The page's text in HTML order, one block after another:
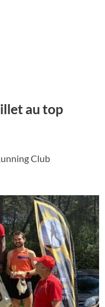
au top
Club